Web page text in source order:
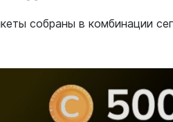
собраны в комбинации